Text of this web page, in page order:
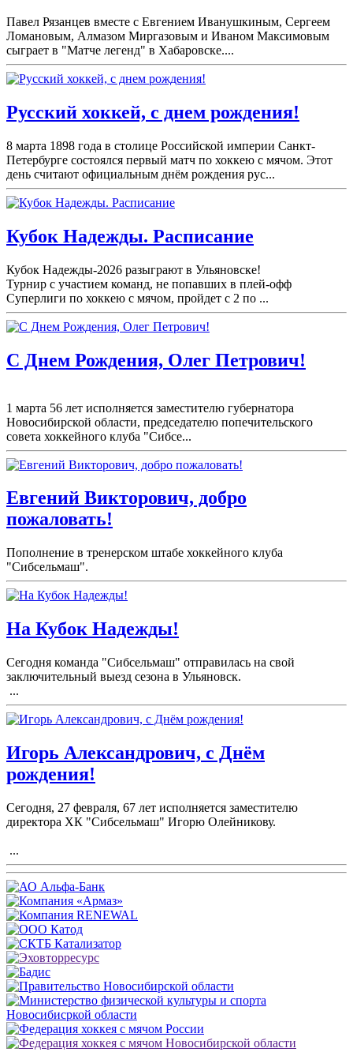
Павел Рязанцев вместе с Евгением Иванушкиным, Сергеем
Ломановым, Алмазом Миргазовым и Иваном Максимовым
сыграет в "Матче легенд" в Хабаровске....
Русский хоккей, с днем рождения!
8 марта 1898 года в столице Российской империи Санкт-
Петербурге состоялся первый матч по хоккею с мячом. Этот
день считают официальным днём рождения рус...
Кубок Надежды. Расписание
Кубок Надежды-2026 разыграют в Ульяновске!
Турнир с участием команд, не попавших в плей-офф
Суперлиги по хоккею с мячом, пройдет с 2 по ...
С Днем Рождения, Олег Петрович!
1 марта 56 лет исполняется заместителю губернатора
Новосибирской области, председателю попечительского
совета хоккейного клуба "Сибсе...
Евгений Викторович, добро
пожаловать!
Пополнение в тренерском штабе хоккейного клуба
"Сибсельмаш".
На Кубок Надежды!
Сегодня команда "Сибсельмаш" отправилась на свой
заключительный выезд сезона в Ульяновск.
...
Игорь Александрович, с Днём
рождения!
Сегодня, 27 февраля, 67 лет исполняется заместителю
директора ХК "Сибсельмаш" Игорю Олейникову.
...